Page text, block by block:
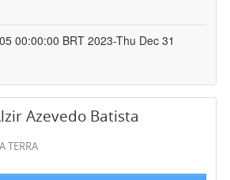
00:00:00 BRT 2023-Thu Dec 31
Azevedo Batista
TERRA